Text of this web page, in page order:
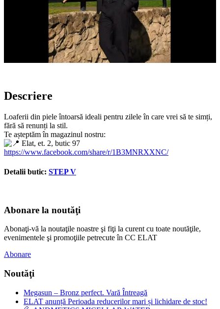
Descriere
Loaferii din piele întoarsă ideali pentru zilele în care vrei să te simți,
fără să renunți la stil.
Te așteptăm în magazinul nostru:
Elat, et. 2, butic 97
https://www.facebook.com/share/r/1B3MNRXXNC/
Detalii butic: STEP V
Abonare la noutăţi
Abonaţi-vă la noutaţile noastre şi fiţi la curent cu toate noutăţile,
evenimentele şi promoţiile petrecute în CC ELAT
Abonare
Noutăţi
Megasun – Bronz perfect. Vară Întreagă
ELAT anunță Perioada reducerilor mari și lichidare de stoc!